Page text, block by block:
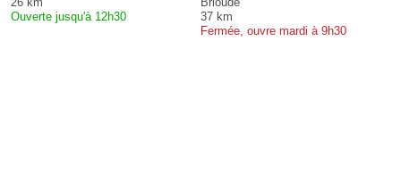
Ouverte jusqu'à 12h30
37 km
Fermée, ouvre mardi à 9h30